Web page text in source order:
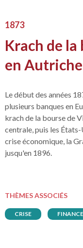
1873
Krach de la
en Autriche
Le début des années
plusieurs banques en
krach de la bourse de
centrale, puis les
crise économique, la
jusqu'en 1896.
THÈMES ASSOCIÉS
CRISE FINANCE